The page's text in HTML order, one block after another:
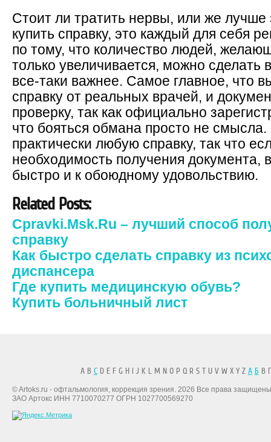
Стоит ли тратить нервы, или же лучше
купить справку, это каждый для себя
по тому, что количество людей,
только увеличивается, можно
все-таки важнее. Самое главное, что
справку от реальных врачей, и
проверку, так как официально
что бояться обмана просто не
практически любую справку, так что
необходимость получения документа,
быстро и к обоюдному удовольствию.
Related Posts:
Cpravki.Msk.Ru – лучший способ
справку
Как быстро сделать справку из
диспансера
Где купить медицинскую обувь?
Купить больничный лист
A B CD E F G H I J K L M N O P Q R S T U V W X Y Z А БВ
© Artoks.ru - офтальмология, коррекция зрения. 2026 Все права
ЗАО Артокс ИНН 7710070277 ОГРН 1027700569270